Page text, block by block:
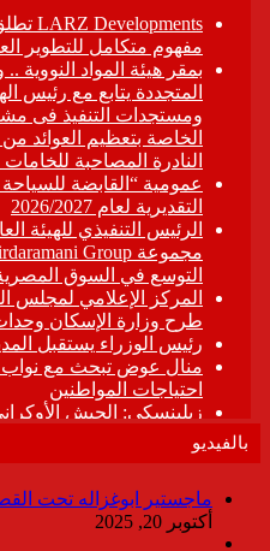
بالفيديو
ماجستير ابوغزاله تحت
أكتوبر 20, 2025